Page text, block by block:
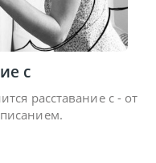
с
расставание с - от